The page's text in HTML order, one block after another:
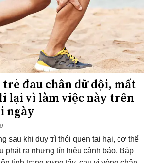
đau chân dữ dội, mất
lại vì làm việc này trên
ngày
sau khi duy trì thói quen tai hại, cơ thể
phát ra những tín hiệu cảnh báo. Bắp